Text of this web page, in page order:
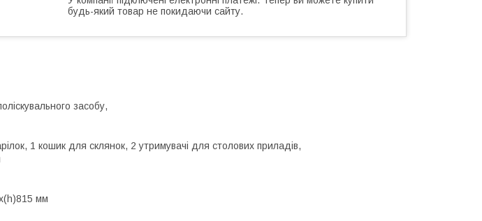
будь-який товар не покидаючи сайту.
засобу,
1 кошик для склянок, 2 утримувачі для столових приладів,
мм